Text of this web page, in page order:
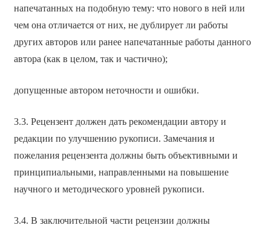
напечатанных на подобную тему: что нового в ней или
чем она отличается от них, не дублирует ли работы
других авторов или ранее напечатанные работы данного
автора (как в целом, так и частично);
допущенные автором неточности и ошибки.
3.3. Рецензент должен дать рекомендации автору и
редакции по улучшению рукописи. Замечания и
пожелания рецензента должны быть объективными и
принципиальными, направленными на повышение
научного и методического уровней рукописи.
3.4. В заключительной части рецензии должны